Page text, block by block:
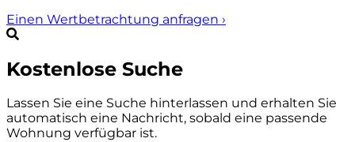
Einen Wertbetrachtung anfragen ›
Kostenlose Suche
Lassen Sie eine Suche hinterlassen und erhalten Sie
automatisch eine Nachricht, sobald eine passende
Wohnung verfügbar ist.